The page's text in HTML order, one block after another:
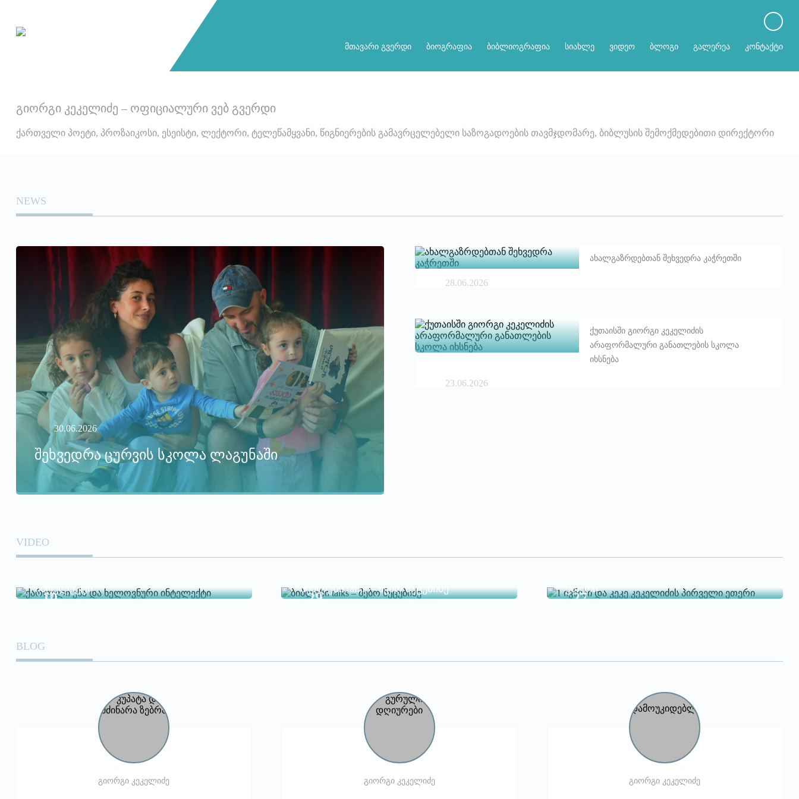
მთავარი გვერდი ბიოგრაფია ბიბლიოგრაფია სიახლე ვიდეო ბლოგი გალერეა კონტაქტი
გიორგი კეკელიძე – ოფიციალური ვებ გვერდი
ქართველი პოეტი, პროზაიკოსი, ესეისტი, ლექტორი, ტელეწამყვანი, წიგნიერების გამავრცელებელი საზოგადოების თავმჯდომარე, ბიბლუსის შემოქმედებითი დირექტორი
NEWS
30.06.2026
შეხვედრა ცურვის სკოლა ლაგუნაში
ახალგაზრდებთან შეხვედრა კაჭრეთში
28.06.2026
ქუთაისში გიორგი კეკელიძის
არაფორმალური განათლების სკოლა
იხსნება
23.06.2026
VIDEO
10
ინტელექტი
29
ბიბლუსი talks – მებო ნუცუბიძე
27
ეთერი
BLOG
გიორგი კეკელიძე გიორგი კეკელიძე გიორგი კეკელიძე